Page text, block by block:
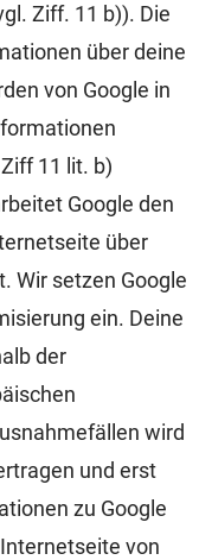
Ziff. 11 b)). Die
über deine
von Google in
11 lit. b)
Google den
über
Wir setzen Google
ein. Deine
der
wird
und erst
zu Google
von